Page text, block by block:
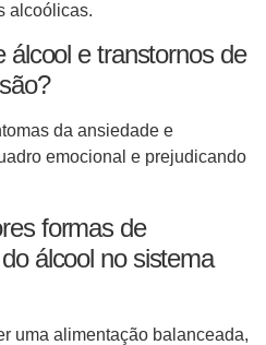
alcoólicas.
álcool e transtornos de
da ansiedade e
emocional e prejudicando
formas de
álcool no sistema
uma alimentação balanceada,